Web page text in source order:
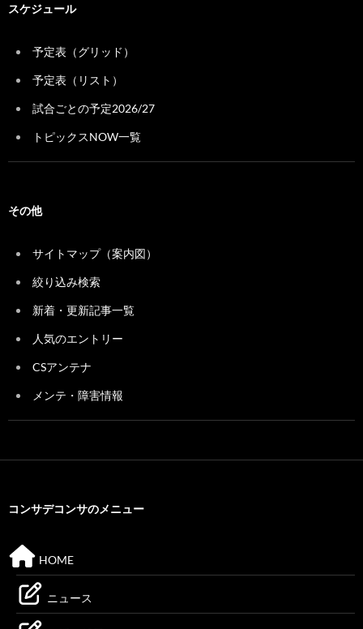
スケジュール
予定表（グリッド）
予定表（リスト）
試合ごとの予定2026/27
トピックスNOW一覧
その他
サイトマップ（案内図）
絞り込み検索
新着・更新記事一覧
人気のエントリー
CSアンテナ
メンテ・障害情報
コンサデコンサのメニュー
HOME
ニュース